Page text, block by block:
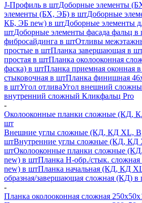
J-Профиль в штДоборные элементы
элементы (БХ, ЭБ) в штДоборные
КБ, ЭБ new) в штДоборные элементы
штДоборные элементы фасада фальц в
фибросайдинга в штОтливы
простые в штПланка завершающая в
простая в штПланка околооконная
фаска) в штПланка приемная оконная
стыковочная в штПланка финишная
в штУгол отливаУгол внешний
внутренний сложный Кликфальц Pro
-
Околооконные планки сложные (КД,
шт
Внешние углы сложные (КД, КД XL,
штВнутренние углы сложные (КД,
штОколооконные планки сложные
new) в штПланка H-обр./стык.
new) в штПланка начальная (КД, КД
образная/завершающая сложная (КД) в
-
Планка околооконная сложная